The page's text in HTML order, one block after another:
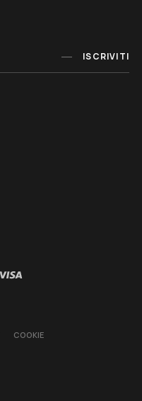
COOKIE
ISCRIVITI